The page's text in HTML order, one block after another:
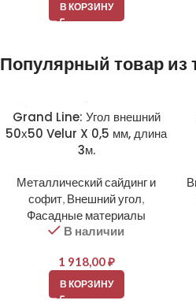
В КОРЗИНУ
Популярный товар из
Grand Line: Угол внешний
50х50 Velur X 0,5 мм, длина
3м.
Металлический сайдинг и
софит, Внешний угол,
Фасадные материалы
В наличии
1 918,00₽
В КОРЗИНУ